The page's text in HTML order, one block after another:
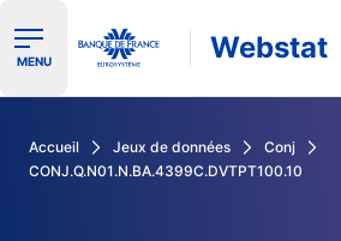
Ouvrir le menu de navigation
MENU Webstat
Accueil Jeux de données
Conj
CONJ.Q.N01.N.BA.4399C.DVTPT100.10